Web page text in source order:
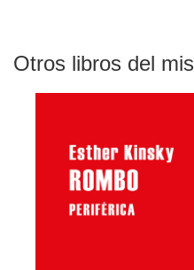
Otros libros del